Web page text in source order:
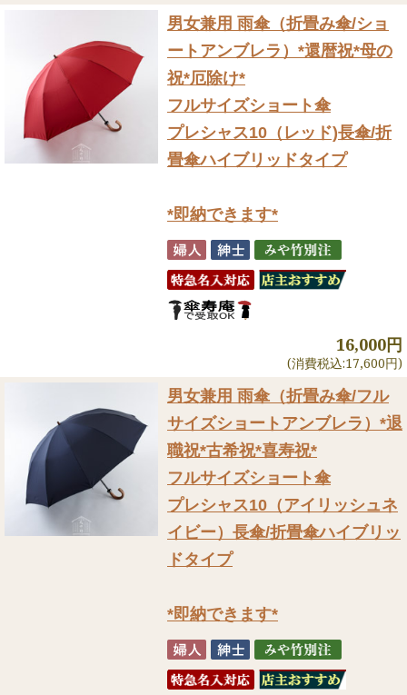
男女兼用 雨傘（折畳み傘/ショ
ートアンブレラ） *還暦祝*母の
祝*厄除け*
フルサイズショート傘
プレシャス10（レッド)長傘/折
畳傘ハイブリッドタイプ
*即納できます*
16,000円
(消費税込:17,600円)
男女兼用 雨傘（折畳み傘/フル
サイズショートアンブレラ） *退
職祝*古希祝*喜寿祝*
フルサイズショート傘
プレシャス10（アイリッシュネ
イビー）長傘/折畳傘ハイブリッ
ドタイプ
*即納できます*